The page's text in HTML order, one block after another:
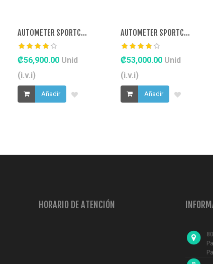
AUTOMETER SPORTCOMP BOOST 20PSI MECH
₡56,900.00 Unid
(i.v.i)
Añadir
AUTOMETER SPORTCOMP OIL PRESS 150PSI ME
₡53,000.00 Unid
(i.v.i)
Añadir
HORARIO DE ATENCIÓN